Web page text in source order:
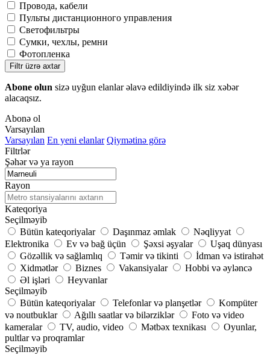
Провода, кабели
Пульты дистанционного управления
Светофильтры
Сумки, чехлы, ремни
Фотопленка
Filtr üzrə axtar
Abone olun sizə uyğun elanlar əlavə edildiyində ilk siz xəbər
alacaqsız.
Abonə ol
Varsayılan
Varsayılan En yeni elanlar Qiymətinə görə
Filtrlər
Şəhər və ya rayon
Rayon
Kateqoriya
Seçilməyib
Bütün kateqoriyalar
Daşınmaz əmlak
Nəqliyyat
Elektronika
Ev və bağ üçün Şəxsi əşyalar
Uşaq dünyası
Gözəllik və sağlamlıq
Təmir və tikinti
İdman və istirahət
Xidmətlər
Biznes Vakansiyalar
Hobbi və əyləncə
Əl işləri
Heyvanlar
Seçilməyib
Bütün kateqoriyalar
Telefonlar və planşetlər
Kompüter
və noutbuklar
Ağıllı saatlar və bilərziklər
Foto və video
kameralar
TV, audio, video Mətbəx texnikası
Oyunlar,
pultlar və proqramlar
Seçilməyib